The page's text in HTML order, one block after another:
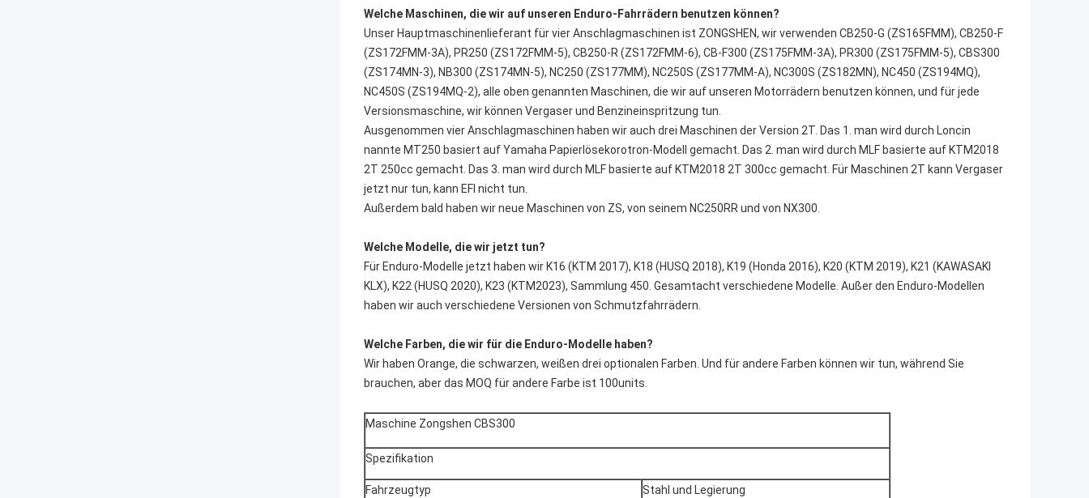
Welche Maschinen, die wir auf unseren Enduro-Fahrrädern benutzen können?
Unser Hauptmaschinenlieferant für vier Anschlagmaschinen ist ZONGSHEN, wir verwenden CB250-G (ZS165FMM), CB250-F
(ZS172FMM-3A), PR250 (ZS172FMM-5), CB250-R (ZS172FMM-6), CB-F300 (ZS175FMM-3A), PR300 (ZS175FMM-5), CBS300
(ZS174MN-3), NB300 (ZS174MN-5), NC250 (ZS177MM), NC250S (ZS177MM-A), NC300S (ZS182MN), NC450 (ZS194MQ),
NC450S (ZS194MQ-2), alle oben genannten Maschinen, die wir auf unseren Motorrädern benutzen können, und für jede
Versionsmaschine, wir können Vergaser und Benzineinspritzung tun.
Ausgenommen vier Anschlagmaschinen haben wir auch drei Maschinen der Version 2T. Das 1. man wird durch Loncin
nannte MT250 basiert auf Yamaha Papierlösekorotron-Modell gemacht. Das 2. man wird durch MLF basierte auf KTM2018
2T 250cc gemacht. Das 3. man wird durch MLF basierte auf KTM2018 2T 300cc gemacht. Für Maschinen 2T kann Vergaser
jetzt nur tun, kann EFI nicht tun.
Außerdem bald haben wir neue Maschinen von ZS, von seinem NC250RR und von NX300.
Welche Modelle, die wir jetzt tun?
Für Enduro-Modelle jetzt haben wir K16 (KTM 2017), K18 (HUSQ 2018), K19 (Honda 2016), K20 (KTM 2019), K21 (KAWASAKI
KLX), K22 (HUSQ 2020), K23 (KTM2023), Sammlung 450. Gesamtacht verschiedene Modelle. Außer den Enduro-Modellen
haben wir auch verschiedene Versionen von Schmutzfahrrädern.
Welche Farben, die wir für die Enduro-Modelle haben?
Wir haben Orange, die schwarzen, weißen drei optionalen Farben. Und für andere Farben können wir tun, während Sie
brauchen, aber das MOQ für andere Farbe ist 100units.
Maschine Zongshen CBS300
Spezifikation
Fahrzeugtyp Stahl und Legierung